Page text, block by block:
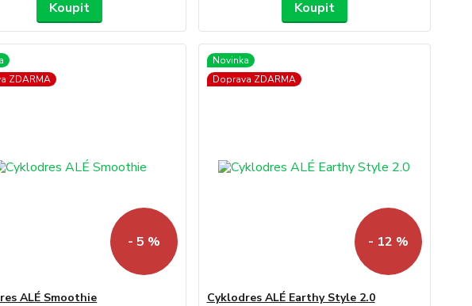
Koupit Koupit
ZDARMA
- 5 %
ALÉ Smoothie
Novinka
Doprava ZDARMA
- 12 %
Cyklodres ALÉ Earthy Style 2.0